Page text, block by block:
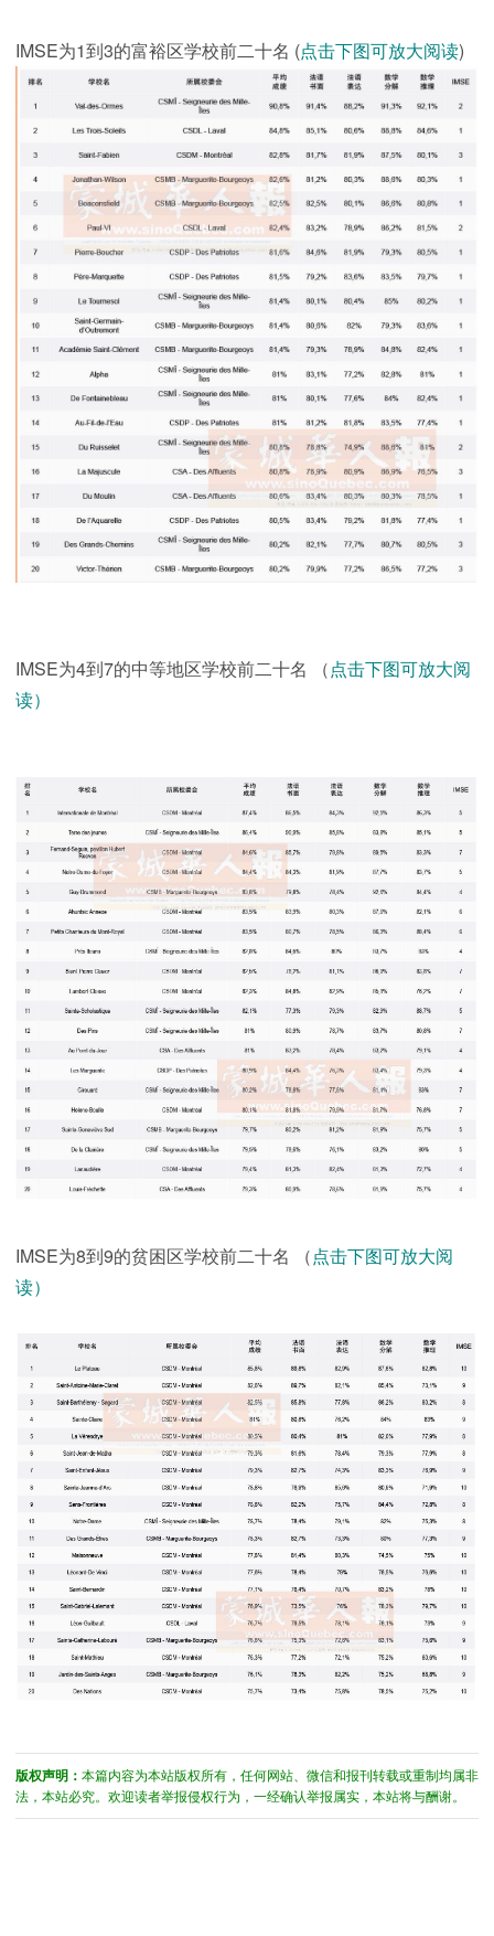
IMSE为1到3的富裕区学校前二十名 (点击下图可放大阅读)
IMSE为4到7的中等地区学校前二十名 （ 点击下图可放大阅
读）
IMSE为8到9的贫困区学校前二十名 （ 点击下图可放大阅
读）
版权声明： 本篇内容为本站版权所有，任何网站、微信和报刊转载或重制均属非
法，本站必究。欢迎读者举报侵权行为，一经确认举报属实，本站将与酬谢。